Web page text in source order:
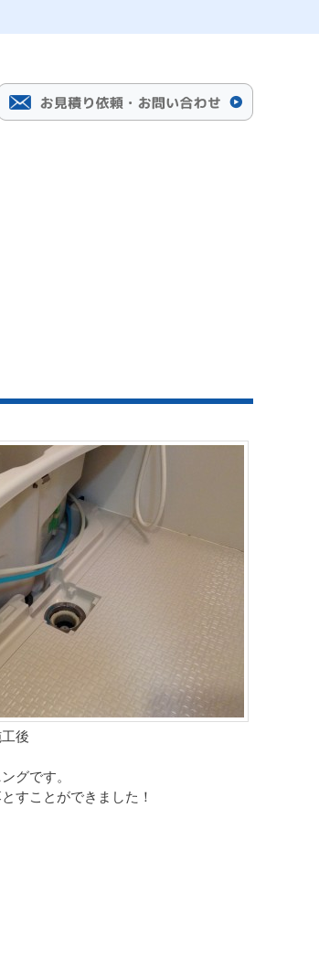
後
グです。
すことができました！